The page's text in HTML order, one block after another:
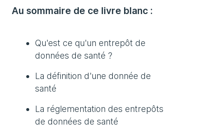
Au sommaire de ce livre blanc :
Qu'est ce qu'un entrepôt de
données de santé ?
La définition d'une donnée de
santé
La réglementation des entrepôts
de données de santé